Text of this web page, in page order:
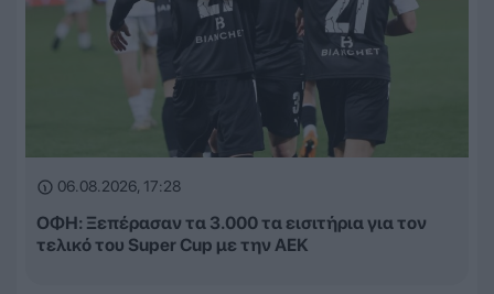
06.08.2026, 17:28
ΟΦΗ: Ξεπέρασαν τα 3.000 τα εισιτήρια για τον
τελικό του Super Cup με την ΑΕΚ